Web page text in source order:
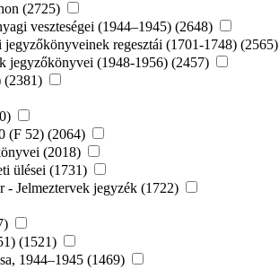
(2725)
veszteségei (1944–1945) (2648)
regesztái (1701-1748) (2565)
jegyzőkönyvei (1948-1956) (2457)
(2381)
(F 52) (2064)
(2018)
ülései (1731)
Jelmeztervek jegyzék (1722)
(1521)
1944–1945 (1469)